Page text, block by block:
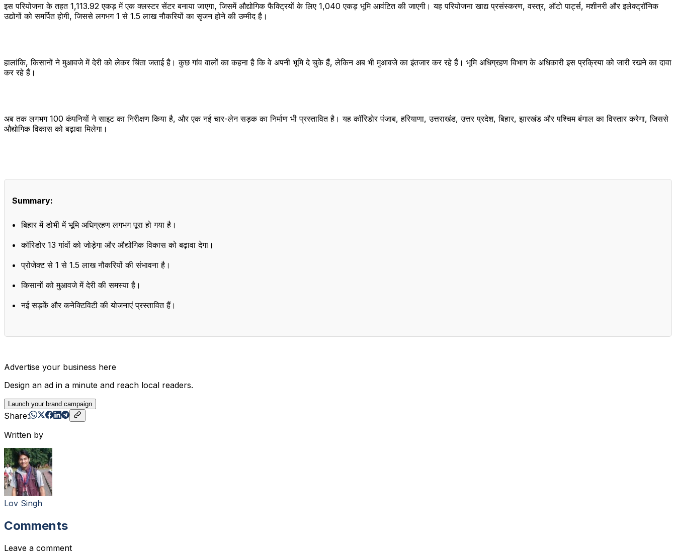
इस परियोजना के तहत 1,113.92 एकड़ में एक क्लस्टर सेंटर बनाया जाएगा, जिसमें औद्योगिक फैक्ट्रियों के लिए 1,040 एकड़ भूमि आवंटित की जाएगी। यह परियोजना खाद्य प्रसंस्करण, वस्त्र, ऑटो पार्ट्स, मशीनरी और इलेक्ट्रॉनिक
उद्योगों को समर्पित होगी, जिससे लगभग 1 से 1.5 लाख नौकरियों का सृजन होने की उम्मीद है।
हालांकि, किसानों ने मुआवजे में देरी को लेकर चिंता जताई है। कुछ गांव वालों का कहना है कि वे अपनी भूमि दे चुके हैं, लेकिन अब भी मुआवजे का इंतजार कर रहे हैं। भूमि अधिग्रहण विभाग के अधिकारी इस प्रक्रिया को जारी रखने का दावा
कर रहे हैं।
अब तक लगभग 100 कंपनियों ने साइट का निरीक्षण किया है, और एक नई चार-लेन सड़क का निर्माण भी प्रस्तावित है। यह कॉरिडोर पंजाब, हरियाणा, उत्तराखंड, उत्तर प्रदेश, बिहार, झारखंड और पश्चिम बंगाल का विस्तार करेगा, जिससे
औद्योगिक विकास को बढ़ावा मिलेगा।
Summary:
बिहार में डोभी में भूमि अधिग्रहण लगभग पूरा हो गया है।
कॉरिडोर 13 गांवों को जोड़ेगा और औद्योगिक विकास को बढ़ावा देगा।
प्रोजेक्ट से 1 से 1.5 लाख नौकरियों की संभावना है।
किसानों को मुआवजे में देरी की समस्या है।
नई सड़कें और कनेक्टिविटी की योजनाएं प्रस्तावित हैं।
Advertise your business here
Design an ad in a minute and reach local readers.
Launch your brand campaign
Share:
Written by
Lov Singh
Comments
Leave a comment